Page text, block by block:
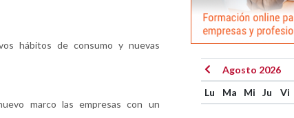
hábitos de consumo y nuevas
marco las empresas con un
Agosto 2026
Lu
Ma Mi Ju Vi